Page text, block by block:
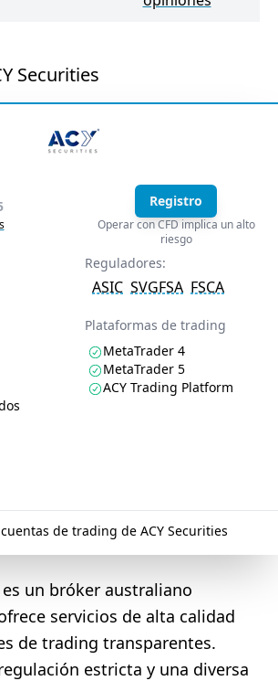
Securities
Registro
Operar con CFD implica un alto
riesgo
Reguladores:
ASIC SVGFSA FSCA
Plataformas de trading
MetaTrader 4
MetaTrader 5
ACY Trading Platform
de trading de ACY Securities
es un bróker australiano
servicios de alta calidad
de trading transparentes.
estricta y una diversa